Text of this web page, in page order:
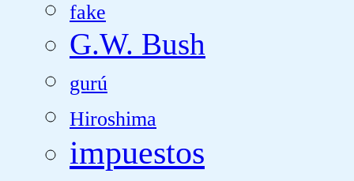
fake
G.W. Bush
gurú
Hiroshima
impuestos